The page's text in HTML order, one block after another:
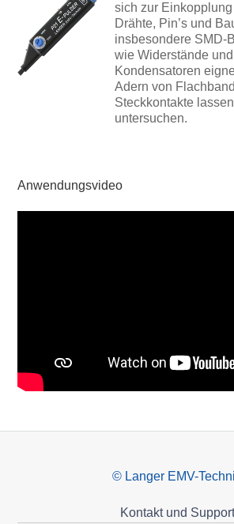
sich zur
Drähte, Pin’s und
insbesondere SMD-
wie Widerstände und
Kondensatoren
Adern von
Steckkontakte
untersuchen.
Anwendungsvideo
© Langer EMV-
Kontakt und Support